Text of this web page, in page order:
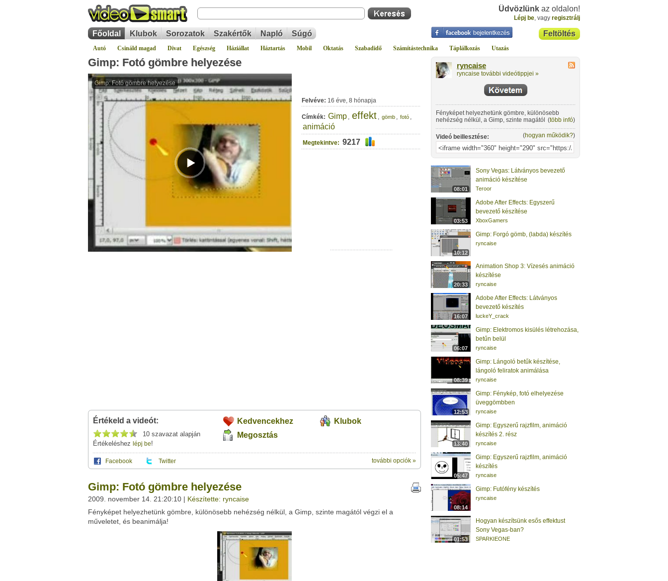
Üdvözlünk az oldalon!
Lépj be, vagy regisztrálj
Feltöltés
Főoldal Klubok Sorozatok Szakértők Napló Súgó
Autó Csináld magad Divat Egészség Háziállat Háztartás Mobil Oktatás Szabadidő Számítástechnika Táplálkozás Utazás
Gimp: Fotó gömbre helyezése
Felvéve: 16 éve, 8 hónapja
Címkék: Gimp , effekt , gömb , fotó ,
animáció
Megtekintve: 9217
Értékeld a videót:
10 szavazat alapján
Értékeléshez lépj be!
Kedvencekhez
Klubok
Megosztás
Facebook Twitter további opciók »
vagy ezt a felületet:
Neved:
E-mail címed:
Üzenet (opcionális):
Ez a videó nem még nem tartozik egy klubhoz sem.
Ha van egy kis időd,nézz szét meglévő klubjaink között!
Gimp: Fotó gömbre helyezése
2009. november 14. 21:20:10 | Készítette: ryncaise
Fényképet helyezhetünk gömbre, különösebb nehézség nélkül, a Gimp, szinte magától végzi el a
műveletet, és beanimálja!
ryncaise
ryncaise további videótippjei »
Fényképet helyezhetünk gömbre, különösebb
nehézség nélkül, a Gimp, szinte magától végzi el a
műveletet, és beanimálja!
(több infó)
Videó beillesztése: (hogyan működik?)
08:01
Sony Vegas: Látványos bevezető
animáció készítése
Teroor
03:53
Adobe After Effects: Egyszerű
bevezető készítése
XboxGamers
10:12
Gimp: Forgó gömb, (labda) készítés
ryncaise
20:33
Animation Shop 3: Vízesés animáció
készítése
ryncaise
16:07
Adobe After Effects: Látványos
bevezető készítés
luckeY_crack
06:07
Gimp: Elektromos kisülés létrehozása,
betűn belül
ryncaise
08:39
Gimp: Lángoló betűk készítése,
lángoló feliratok animálása
ryncaise
12:53
Gimp: Fénykép, fotó elhelyezése
üveggömbben
ryncaise
13:40
Gimp: Egyszerű rajzfilm, animáció
készítés 2. rész
ryncaise
05:47
Gimp: Egyszerű rajzfilm, animáció
készítés
ryncaise
08:14
Gimp: Futófény készítés
ryncaise
01:53
Hogyan készítsünk esős effektust
Sony Vegas-ban?
SPARKIEONE